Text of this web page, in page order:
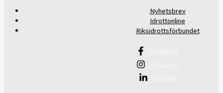
Nyhetsbrev
Idrottonline
Riksidrottsförbundet